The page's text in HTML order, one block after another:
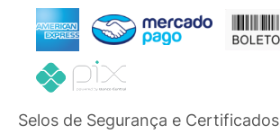
Selos de Segurança e Certificados